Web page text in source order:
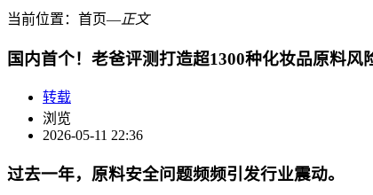
当前位置： 首页―正文
国内首个！老爸评测打造超1300种化妆品原料风
转载
浏览
2026-05-11 22:36
过去一年，原料安全问题频频引发行业震动。